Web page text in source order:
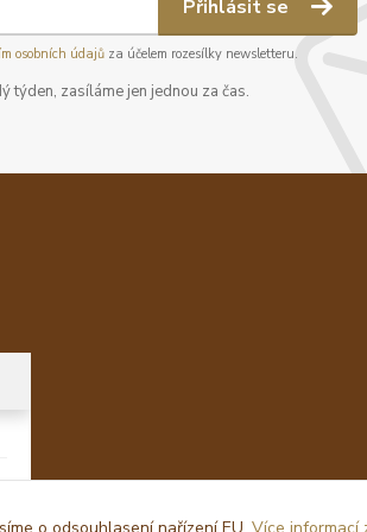
Přihlásit se
osobních údajůza účelem rozesílky newsletteru.
týden, zasíláme jen jednou za čas.